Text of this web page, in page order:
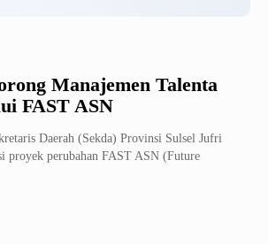
Manajemen Talenta
FAST ASN
Daerah (Sekda) Provinsi Sulsel Jufri
proyek perubahan FAST ASN (Future